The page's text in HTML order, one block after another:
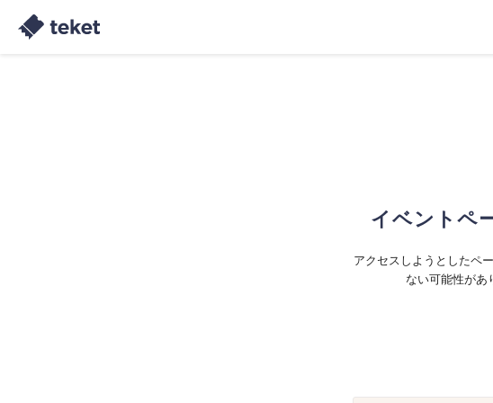
イベントペ
アクセスしようとしたペ
ない可能性があ